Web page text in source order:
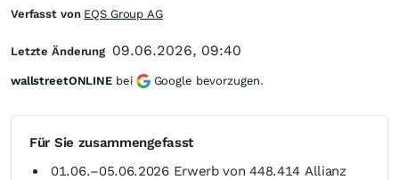
Für Sie zusammengefasst
01.06.–05.06.2026 Erwerb von 448.414 Allianz
Verfasst von EQS Group AG
Letzte Änderung 09.06.2026, 09:40
wallstreetONLINE bei Google bevorzugen.